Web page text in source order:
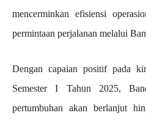
mencerminkan efisiensi
permintaan perjalanan melalui
Dengan capaian positif pada
Semester I Tahun 2025,
pertumbuhan akan berlanjut